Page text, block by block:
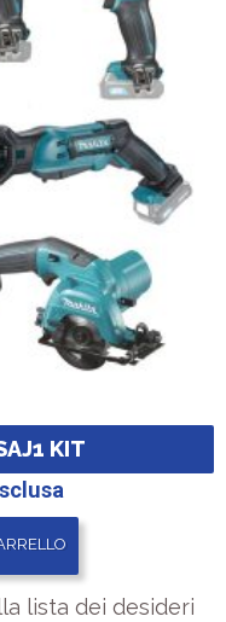
KIT
lista dei desideri